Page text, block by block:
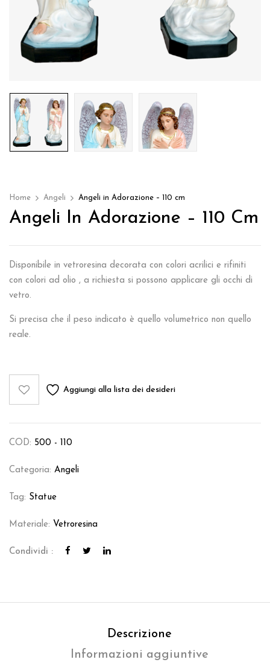
Home Angeli Angeli in Adorazione – 110 cm
Angeli In Adorazione – 110 Cm
Disponibile in vetroresina decorata con colori acrilici e rifiniti
con colori ad olio , a richiesta si possono applicare gli occhi di
vetro.
Si precisa che il peso indicato è quello volumetrico non quello
reale.
Aggiungi alla lista dei desideri
COD: 500 - 110
Categoria: Angeli
Tag: Statue
Materiale: Vetroresina
Condividi :
Descrizione
Informazioni aggiuntive